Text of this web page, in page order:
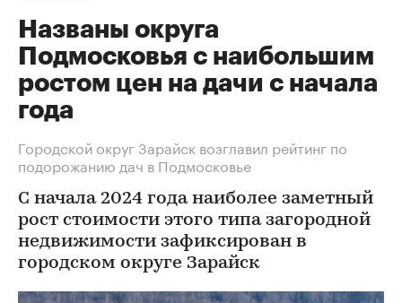
Названы округа
Подмосковья с наибольшим
ростом цен на дачи с начала
года
Городской округ Зарайск возглавил рейтинг по
подорожанию дач в Подмосковье
С начала 2024 года наиболее заметный
рост стоимости этого типа загородной
недвижимости зафиксирован в
городском округе Зарайск